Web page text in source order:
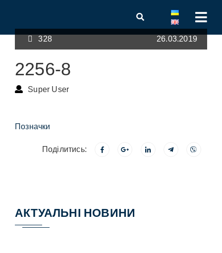
328 26.03.2019
2256-8
Super User
Позначки
Поділитись:
АКТУАЛЬНІ НОВИНИ